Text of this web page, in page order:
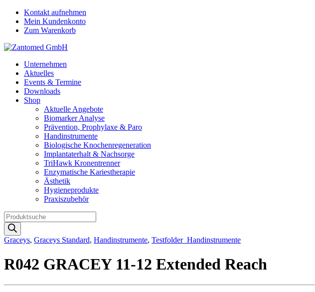
Kontakt aufnehmen
Mein Kundenkonto
Zum Warenkorb
Unternehmen
Aktuelles
Events & Termine
Downloads
Shop
Aktuelle Angebote
Biomarker Analyse
Prävention, Prophylaxe & Paro
Handinstrumente
Biologische Knochenregeneration
Implantaterhalt & Nachsorge
TriHawk Kronentrenner
Enzymatische Kariestherapie
Ästhetik
Hygieneprodukte
Praxiszubehör
Products
search
Graceys, Graceys Standard, Handinstrumente, Testfolder_Handinstrumente
R042 GRACEY 11-12 Extended Reach